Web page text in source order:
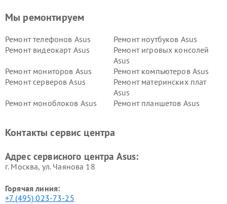
Мы ремонтируем
Ремонт телефонов Asus
Ремонт ноутбуков Asus
Ремонт видеокарт Asus
Ремонт игровых консолей
Asus
Ремонт мониторов Asus
Ремонт компьютеров Asus
Ремонт серверов Asus
Ремонт материнских плат
Asus
Ремонт моноблоков Asus
Ремонт планшетов Asus
Контакты сервис центра
Адрес сервисного центра Asus:
г. Москва, ул. Чаянова 18
Горячая линия:
+7 (495) 023-73-25